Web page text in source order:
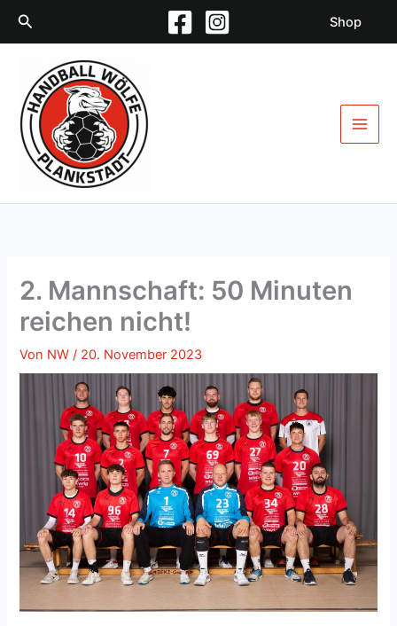
Inhalt
Suchen Shop
2. Mannschaft: 50 Minuten
reichen nicht!
Von NW/ 20. November 2023